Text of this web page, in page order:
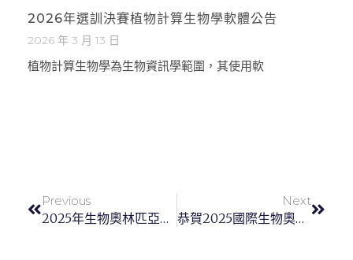
2026年選訓決賽植物計算生物學軟體公告
2026 年 3 月 13 日
植物計算生物學為生物資訊學範圍，其使用軟
Previous
2025年生物奧林匹亞選拔營報名簡章
Next
恭賀2025國際生物奧林匹亞國手勇奪一金三銀